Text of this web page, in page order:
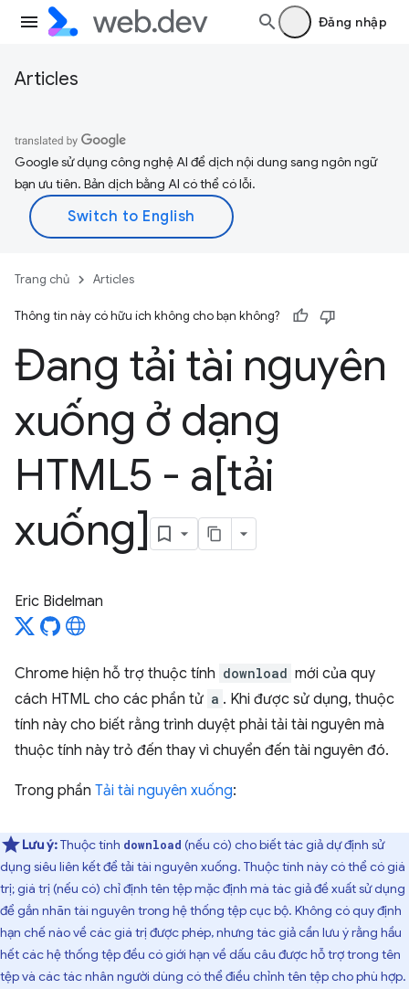
Đăng nhập
Articles
Google sử dụng công nghệ AI để dịch nội dung sang ngôn ngữ
bạn ưu tiên. Bản dịch bằng AI có thể có lỗi.
Trang chủ Articles
Thông tin này có hữu ích không cho bạn không?
Đang tải tài nguyên
xuống ở dạng
HTML5 - a[tải
xuống]
Eric Bidelman
Chrome hiện hỗ trợ thuộc tính download mới của quy
cách HTML cho các phần tử a . Khi được sử dụng, thuộc
tính này cho biết rằng trình duyệt phải tải tài nguyên mà
thuộc tính này trỏ đến thay vì chuyển đến tài nguyên đó.
Trong phần Tải tài nguyên xuống:
Lưu ý:Thuộc tính download (nếu có) cho biết tác giả dự định sử
dụng siêu liên kết để tải tài nguyên xuống. Thuộc tính này có thể có giá
trị; giá trị (nếu có) chỉ định tên tệp mặc định mà tác giả đề xuất sử dụng
để gắn nhãn tài nguyên trong hệ thống tệp cục bộ. Không có quy định
hạn chế nào về các giá trị được phép, nhưng tác giả cần lưu ý rằng hầu
hết các hệ thống tệp đều có giới hạn về dấu câu được hỗ trợ trong tên
tệp và các tác nhân người dùng có thể điều chỉnh tên tệp cho phù hợp.